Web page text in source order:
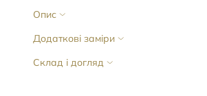
Опис
Додаткові заміри
Склад і догляд